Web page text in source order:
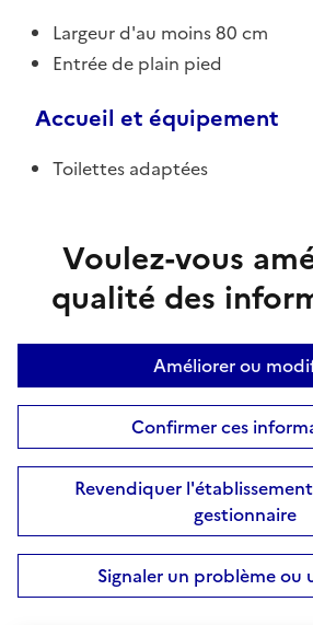
Largeur d'au moins 80 cm
Entrée de plain pied
Accueil et équipement
Toilettes adaptées
Voulez-vous
qualité des
Améliorer ou
Confirmer ces
Revendiquer
gestionnaire
Signaler un problème ou